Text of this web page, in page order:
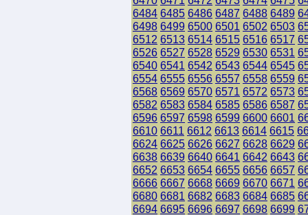
6484 6485 6486 6487 6488 6489
6498 6499 6500 6501 6502 6503
6512 6513 6514 6515 6516 6517
6526 6527 6528 6529 6530 6531
6540 6541 6542 6543 6544 6545
6554 6555 6556 6557 6558 6559
6568 6569 6570 6571 6572 6573
6582 6583 6584 6585 6586 6587
6596 6597 6598 6599 6600 6601
6610 6611 6612 6613 6614 6615
6624 6625 6626 6627 6628 6629
6638 6639 6640 6641 6642 6643
6652 6653 6654 6655 6656 6657
6666 6667 6668 6669 6670 6671
6680 6681 6682 6683 6684 6685
6694 6695 6696 6697 6698 6699